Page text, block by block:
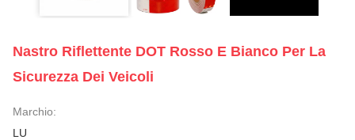
Nastro Riflettente DOT Rosso E Bianco Per La
Sicurezza Dei Veicoli
Marchio:
LU